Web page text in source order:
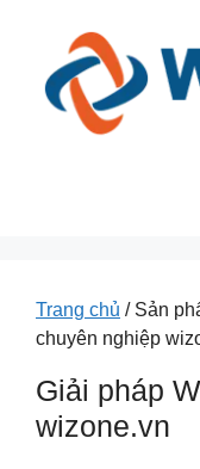
Trang chủ / Sản
chuyên nghiệp
Giải pháp
wizone.vn